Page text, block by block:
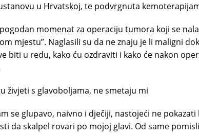
u Hrvatskoj, te podvrgnuta
momenat za operaciju tumora koji se
mjestu”. Naglasili su da ne znaju je li maligni
biti u redu, kako ću ozdraviti i kako će nakon
živjeti s glavoboljama, ne smetaju mi
se glupavo, naivno i dječiji, nastojeći ne
da skalpel rovari po mojoj glavi. Od same